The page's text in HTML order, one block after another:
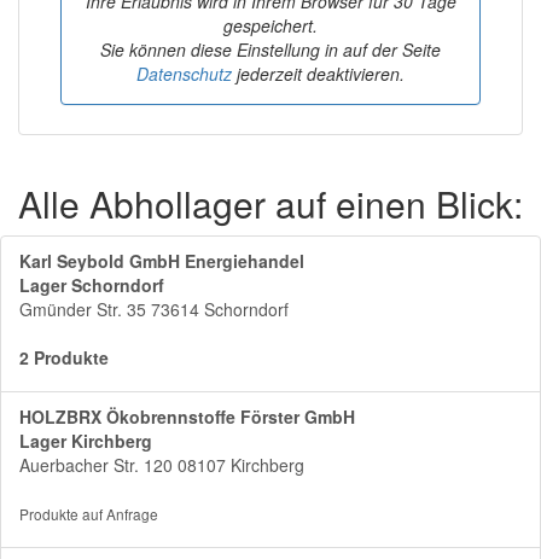
gespeichert.
Sie können diese Einstellung in auf der Seite
Datenschutz jederzeit deaktivieren.
Alle Abhollager auf einen Blick:
Karl Seybold GmbH Energiehandel
Lager Schorndorf
Gmünder Str. 35 73614 Schorndorf
2 Produkte
HOLZBRX Ökobrennstoffe Förster GmbH
Lager Kirchberg
Auerbacher Str. 120 08107 Kirchberg
Produkte auf Anfrage